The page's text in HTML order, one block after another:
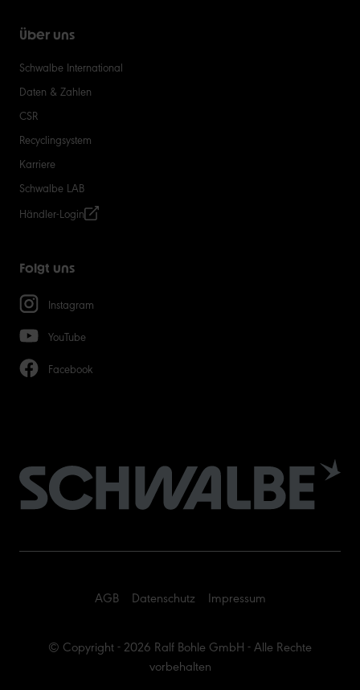
Über uns
Schwalbe International
Daten & Zahlen
CSR
Recyclingsystem
Karriere
Schwalbe LAB
Händler-Login
Folgt uns
Instagram
YouTube
Facebook
© Copyright - 2026 Ralf Bohle GmbH - Alle Rechte
vorbehalten
AGB Datenschutz Impressum